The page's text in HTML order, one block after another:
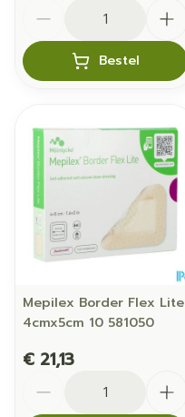
Bestel
Mepilex Border Flex Lite
4cmx5cm 10 581050
€ 21,13